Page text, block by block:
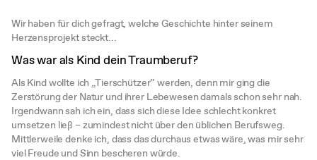
Wir haben für dich gefragt, welche Geschichte hinter seinem
Herzensprojekt steckt...
Was war als Kind dein Traumberuf?
Als Kind wollte ich „Tierschützer“ werden, denn mir ging die
Zerstörung der Natur und ihrer Lebewesen damals schon sehr nah.
Irgendwann sah ich ein, dass sich diese Idee schlecht konkret
umsetzen ließ – zumindest nicht über den üblichen Berufsweg.
Mittlerweile denke ich, dass das durchaus etwas wäre, was mir sehr
viel Freude und Sinn bescheren würde.